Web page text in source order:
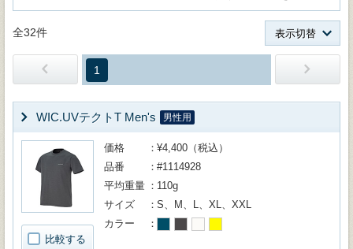
全32件 表示切替
1
WIC.UVテクトT Men's 男性用
比較する
価格
¥4,400（税込）
品番
#1114928
平均重量
110g
サイズ
S、M、L、XL、XXL
カラー